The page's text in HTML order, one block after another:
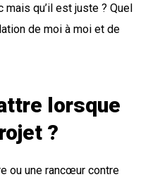
mais qu’il est juste ? Quel
de moi à moi et de
lorsque
?
ou une rancœur contre